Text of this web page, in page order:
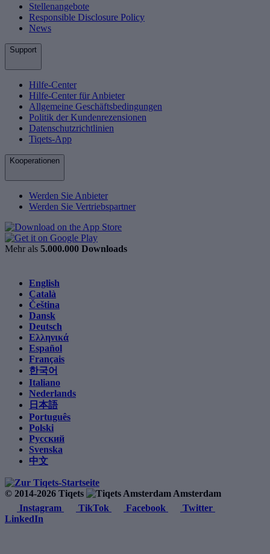
Stellenangebote
Responsible Disclosure Policy
News
Support
Hilfe-Center
Hilfe-Center für Anbieter
Allgemeine Geschäftsbedingungen
Politik der Kundenrezensionen
Datenschutzrichtlinien
Tiqets-App
Kooperationen
Werden Sie Anbieter
Werden Sie Vertriebspartner
Mehr als 5.000.000 Downloads
English
Català
Čeština
Dansk
Deutsch
Ελληνικά
Español
Français
한국어
Italiano
Nederlands
日本語
Português
Polski
Русский
Svenska
中文
© 2014-2026 Tiqets
Amsterdam
Instagram
TikTok Facebook
Twitter
LinkedIn